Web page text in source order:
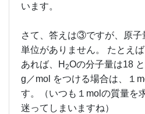
います。
さて、答えは③ですが、原子
単位がありません。 たとえば
あれば、H 2Oの分子量は18
g／mol をつける場合は、１
す。（いつも１molの質量を
迷ってしまいますね）